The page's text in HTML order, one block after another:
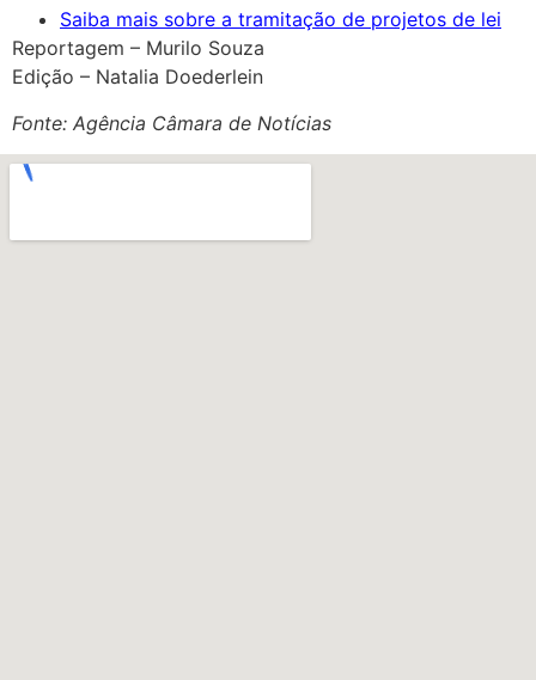
Saiba mais sobre a tramitação de projetos de lei
Reportagem – Murilo Souza
Edição – Natalia Doederlein
Fonte: Agência Câmara de Notícias